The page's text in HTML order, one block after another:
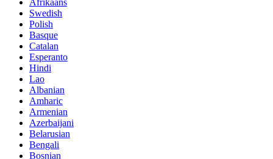
Swedish
Polish
Basque
Catalan
Esperanto
Hindi
Lao
Albanian
Amharic
Armenian
Azerbaijani
Belarusian
Bengali
Bosnian